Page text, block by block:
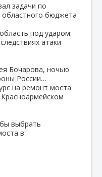
задачи по
бюджета
под ударом:
атаки
Бочарова, ночью
России…
на ремонт моста
выбрать
в